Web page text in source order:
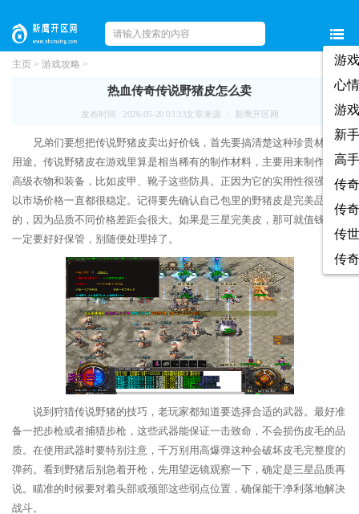
游
心
游
新
高
传
传
传
传
主页 > 游戏攻略 >
热血传奇传说野猪皮怎么卖
发布时间 : 2026-05-20 03:33文章来源 ： 新鹰开区网
兄弟们要想把传说野猪皮卖出好价钱，首先要搞清楚这种珍贵材料的
用途。传说野猪皮在游戏里算是相当稀有的制作材料，主要用来制作各种
高级衣物和装备，比如皮甲、靴子这些防具。正因为它的实用性很强，所
以市场价格一直都很稳定。记得要先确认自己包里的野猪皮是完美品质
的，因为品质不同价格差距会很大。如果是三星完美皮，那可就值钱了，
一定要好好保管，别随便处理掉了。
说到狩猎传说野猪的技巧，老玩家都知道要选择合适的武器。最好准
备一把步枪或者捕猎步枪，这些武器能保证一击致命，不会损伤皮毛的品
质。在使用武器时要特别注意，千万别用高爆弹这种会破坏皮毛完整度的
弹药。看到野猪后别急着开枪，先用望远镜观察一下，确定是三星品质再
说。瞄准的时候要对着头部或颈部这些弱点位置，确保能干净利落地解决
战斗。